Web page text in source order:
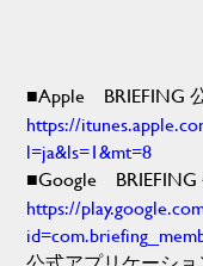
■Apple BRIEFING
https://
l=ja&ls=1&mt=8
■Google
https://